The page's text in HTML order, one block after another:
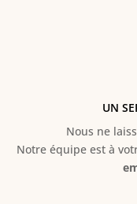
UN
Nous ne
Notre équipe est à